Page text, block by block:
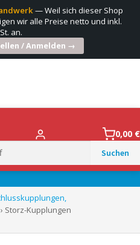
— Weil sich dieser Shop
wir alle Preise netto und inkl.
an.
/ Anmelden →
0,00 €
› Storz-Kupplungen